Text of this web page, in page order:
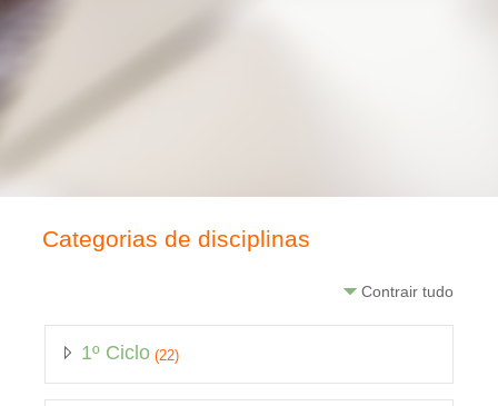
Categorias de disciplinas
Contrair tudo
1º Ciclo (22)